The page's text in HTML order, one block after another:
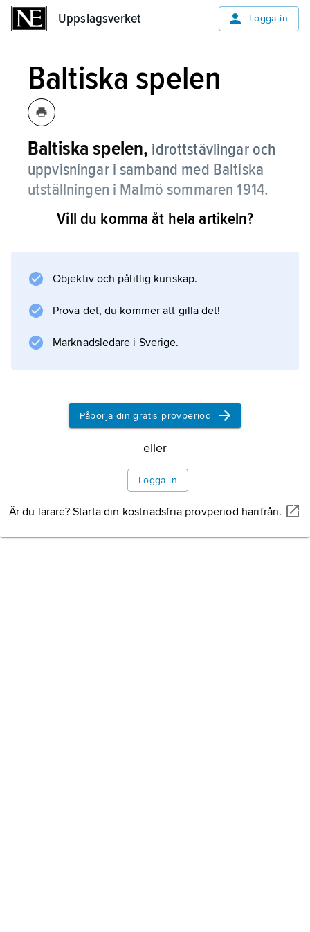
Uppslagsverket Logga in
Baltiska spelen
Baltiska spelen, idrottstävlingar och
uppvisningar i samband med Baltiska
utställningen i Malmö sommaren 1914.
Spelen var öppna för deltagare från
spelen ingick den fjortonde allmänna svenska
idrotter. De kappseglingar som planerats äga
rum i augusti inställdes på grund av första
världskrigets utbrott.
Information om artikeln
Vill du komma åt hela artikeln?
Objektiv och pålitlig kunskap.
Prova det, du kommer att gilla det!
Marknadsledare i Sverige.
Påbörja din gratis provperiod
eller
Logga in
Är du lärare? Starta din kostnadsfria provperiod härifrån.